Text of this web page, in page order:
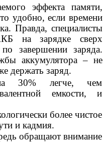
эффекта памяти,
удобно, если времени
Правда, специалисты
на зарядке сверх
завершении заряда.
аккумулятора – не
держать заряд.
на 30% легче, чем
емкости, и
более чистое
и кадмия.
обращают внимание